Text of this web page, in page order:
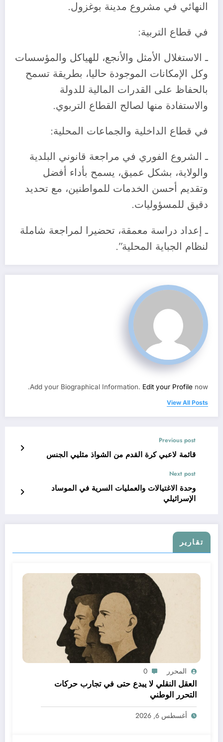
النهائي في مشروع مدينة بوغزول.
في قطاع التربية:
ـ الاستغلال الأمثل والأنجع، للهياكل والمؤسسات
وكل الإمكانات الموجودة حاليا، بطريقة تسمح
بالحفاظ على القدرات المالية للدولة
والاستفادة منها لصالح القطاع التربوي.
في قطاع الداخلية والجماعات المحلية:
ـ الشروع الفوري في مراجعة قانوني البلدية
والولاية، بشكل عميق، يسمح بأداء أفضل
وتقديم أحسن الخدمات للمواطنين، مع تحديد
دقيق للمسؤوليات.
ـ إعداد دراسة معمقة، تحضيرا لمراجعة شاملة
لنظام الجباية المحلية”.
Add your Biographical Information. Edit your Profile now.
View All Posts
Previous post
قائمة لاعبي كرة القدم من الشواذ مثليي الجنس
Next post
وحدة الاغتيالات والعمليات السرية في الموساد
الإسرائيلي
تقارير
المحرر 0
العقل النقلي لا يبدع حتى في تجارب حركات
التحرر الوطني
أغسطس 6, 2026